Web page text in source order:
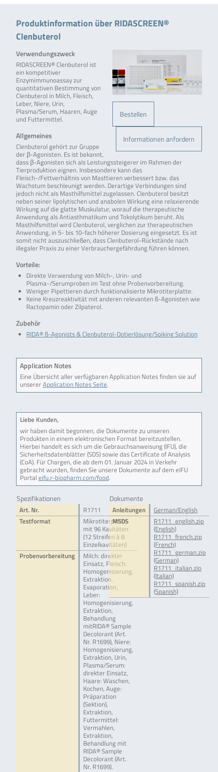
Produktinformation über RIDASCREEN®
Clenbuterol
Bestellen
Informationen anfordern
Verwendungszweck
RIDASCREEN® Clenbuterol ist
ein kompetitiver
Enzymimmunoassay zur
quantitativen Bestimmung von
Clenbuterol in Milch, Fleisch,
Leber, Niere, Urin,
Plasma/Serum, Haaren, Auge
und Futtermittel.
Allgemeines
Clenbuterol gehört zur Gruppe
der β-Agonisten. Es ist bekannt,
dass β-Agonisten sich als Leistungssteigerer im Rahmen der
Tierproduktion eignen. Insbesondere kann das
Fleisch-/Fettverhältnis von Masttieren verbessert bzw. das
Wachstum beschleunigt werden. Derartige Verbindungen sind
jedoch nicht als Masthilfsmittel zugelassen. Clenbuterol besitzt
neben seiner lipolytischen und anabolen Wirkung eine relaxierende
Wirkung auf die glatte Muskulatur, worauf die therapeutische
Anwendung als Antiasthmatikum und Tokolytikum beruht. Als
Masthilfsmittel wird Clenbuterol, verglichen zur therapeutischen
Anwendung, in 5- bis 10-fach höherer Dosierung eingesetzt. Es ist
somit nicht auszuschließen, dass Clenbuterol-Rückstände nach
illegaler Praxis zu einer Verbrauchergefährdung führen können.
Vorteile:
Direkte Verwendung von Milch-, Urin- und
Plasma-/Serumproben im Test ohne Probenvorbereitung.
Weniger Pipettieren durch funktionalisierte Mikrotiterplatte.
Keine Kreuzreaktivität mit anderen relevanten ß-Agonisten wie
Ractopamin oder Zilpaterol.
Zubehör
RIDA® ß-Agonists & Clenbuterol-Dotierlösung/Spiking Solution
Application Notes
Eine Übersicht aller verfügbaren Application Notes finden sie auf
unsererApplication Notes Seite.
Liebe Kunden,
wir haben damit begonnen, die Dokumente zu unseren
Produkten in einem elektronischen Format bereitzustellen.
Hierbei handelt es sich um die Gebrauchsanweisung (IFU), die
Sicherheitsdatenblätter (SDS) sowie das Certificate of Analysis
(CoA). Für Chargen, die ab dem 01. Januar 2024 in Verkehr
gebracht wurden, finden Sie unsere Dokumente auf dem eIFU
Portal eifu.r-biopharm.com/food.
Spezifikationen
Art. Nr.
R1711
Testformat
Mikrotiterplatte
mit 96 Kavitäten
(12 Streifen à 8
Einzelkavitäten)
Probenvorbereitung
Milch: direkter
Einsatz, Fleisch:
Homogenisierung,
Extraktion,
Evaporation,
Leber:
Homogenisierung,
Extraktion,
Behandlung
mitRIDA® Sample
Decolorant (Art.
Nr. R1699), Niere:
Homogenisierung,
Extraktion, Urin,
Plasma/Serum:
direkter Einsatz,
Haare: Waschen,
Kochen, Auge:
Präparation
(Sektion),
Extraktion,
Futtermittel:
Vermahlen,
Extraktion,
Behandlung mit
RIDA® Sample
Decolorant (Art.
Nr. R1699).
Dokumente
Anleitungen
German/English
MSDS
R1711_english.zip
(English)
R1711_french.zip
(French)
R1711_german.zip
(German)
R1711_italian.zip
(Italian)
R1711_spanish.zip
(Spanish)